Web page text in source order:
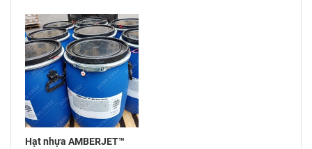
Hạt nhựa AMBERJET™